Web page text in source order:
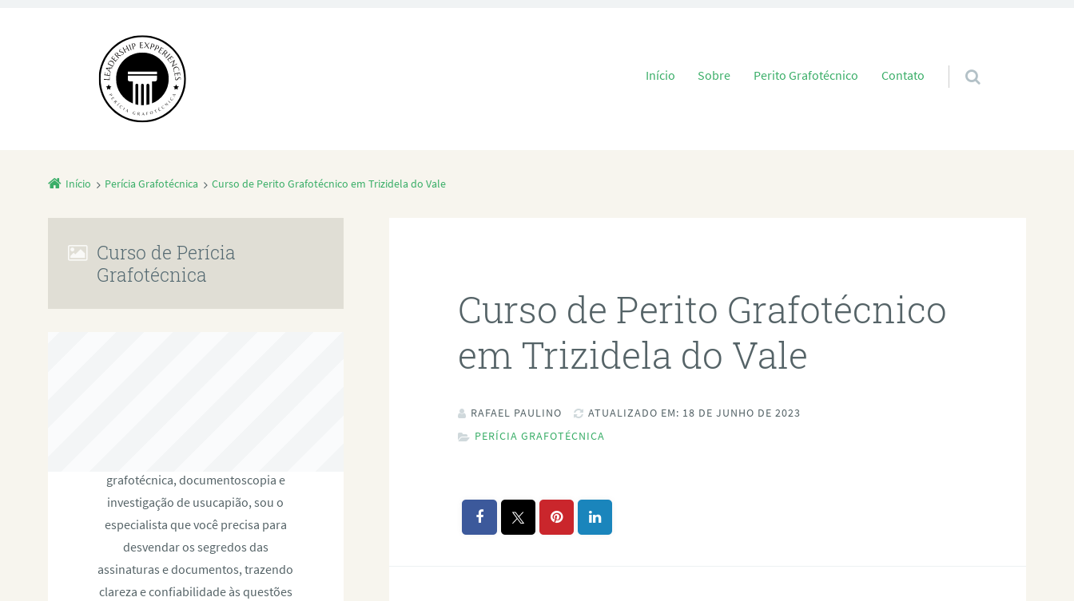
Pular para o conteúdo
Início Sobre Perito Grafotécnico Contato
Início Perícia Grafotécnica Curso de Perito Grafotécnico em Trizidela do Vale
Curso de Perito Grafotécnico
em Trizidela do Vale
RAFAEL PAULINO
ATUALIZADO EM: 18 DE JUNHO DE 2023
PERÍCIA GRAFOTÉCNICA
Curso de Perícia
Grafotécnica
grafotécnica, documentoscopia e
investigação de usucapião, sou o
especialista que você precisa para
desvendar os segredos das
assinaturas e documentos, trazendo
clareza e confiabilidade às questões